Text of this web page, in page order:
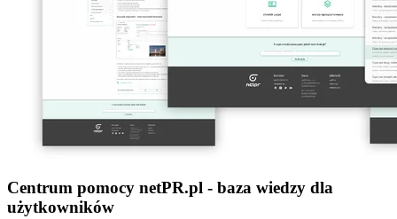
Centrum pomocy netPR.pl - baza wiedzy dla
użytkowników